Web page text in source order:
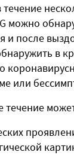
течение
можно
и после
в
или
течение